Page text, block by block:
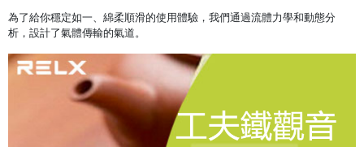
為了給你穩定如一、綿柔順滑的使用體驗，我們通過流體力學和動態分
析，設計了氣體傳輸的氣道。